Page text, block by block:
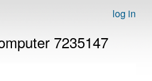
log in
7235147